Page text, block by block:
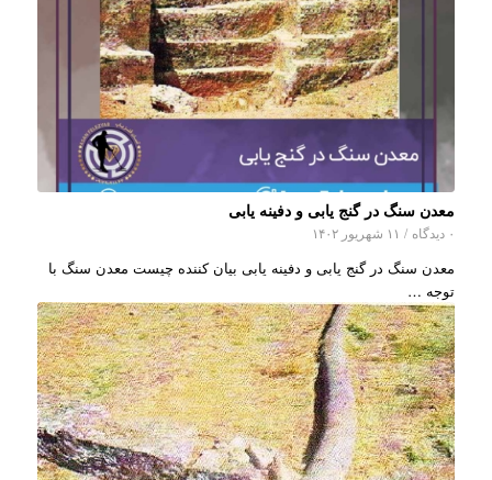
معدن سنگ در گنج یابی و دفینه یابی
۰ دیدگاه / ۱۱ شهریور ۱۴۰۲
معدن سنگ در گنج یابی و دفینه یابی بیان کننده چیست معدن سنگ با
توجه …